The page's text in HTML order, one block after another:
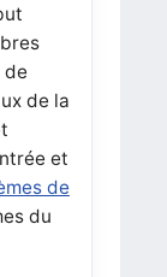
de
de la
et
de
du